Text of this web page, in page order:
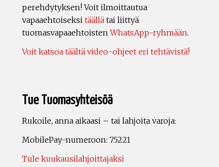
perehdytyksen! Voit ilmoittautua
vapaaehtoiseksi täällä tai liittyä
tuomasvapaaehtoistenWhatsApp-ryhmään.
Voit katsoa täältä video-ohjeet eri tehtävistä!
Tue Tuomasyhteisöä
Rukoile, anna aikaasi – tai lahjoita varoja:
MobilePay-numeroon: 75221
Tule kuukausilahjoittajaksi